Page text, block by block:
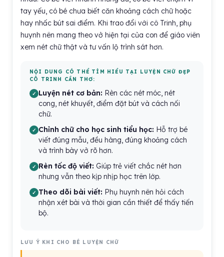
tay yếu, có bé chưa biết căn khoảng cách chữ hoặc
hay nhấc bút sai điểm. Khi trao đổi với cô Trinh, phụ
huynh nên mang theo vở hiện tại của con để giáo viên
xem nét chữ thật và tư vấn lộ trình sát hơn.
NỘI DUNG CÓ THỂ TÌM HIỂU TẠI LUYỆN CHỮ ĐẸP
CÔ TRINH CẦN THƠ:
Luyện nét cơ bản: Rèn các nét móc, nét
cong, nét khuyết, điểm đặt bút và cách nối
chữ.
Chỉnh chữ cho học sinh tiểu học: Hỗ trợ bé
viết đúng mẫu, đều hàng, đúng khoảng cách
và trình bày vở rõ hơn.
Rèn tốc độ viết: Giúp trẻ viết chắc nét hơn
nhưng vẫn theo kịp nhịp học trên lớp.
Theo dõi bài viết: Phụ huynh nên hỏi cách
nhận xét bài và thời gian cần thiết để thấy tiến
bộ.
LƯU Ý KHI CHO BÉ LUYỆN CHỮ